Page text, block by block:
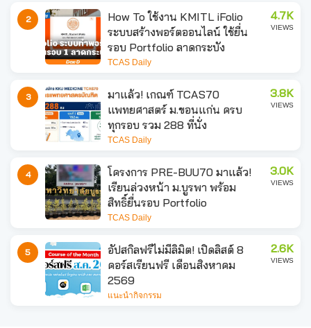
2
How To ใช้งาน KMITL iFolio
ระบบสร้างพอร์ตออนไลน์ ใช้ยื่น
รอบ Portfolio ลาดกระบัง
TCAS Daily
4.7K
VIEWS
3
มาแล้ว! เกณฑ์ TCAS70
แพทยศาสตร์ ม.ขอนแก่น ครบ
ทุกรอบ รวม 288 ที่นั่ง
TCAS Daily
3.8K
VIEWS
4
โครงการ PRE-BUU70 มาแล้ว!
เรียนล่วงหน้า ม.บูรพา พร้อม
สิทธิ์ยื่นรอบ Portfolio
TCAS Daily
3.0K
VIEWS
5
อัปสกิลฟรีไม่มีลิมิต! เปิดลิสต์ 8
คอร์สเรียนฟรี เดือนสิงหาคม
2569
แนะนำกิจกรรม
2.6K
VIEWS